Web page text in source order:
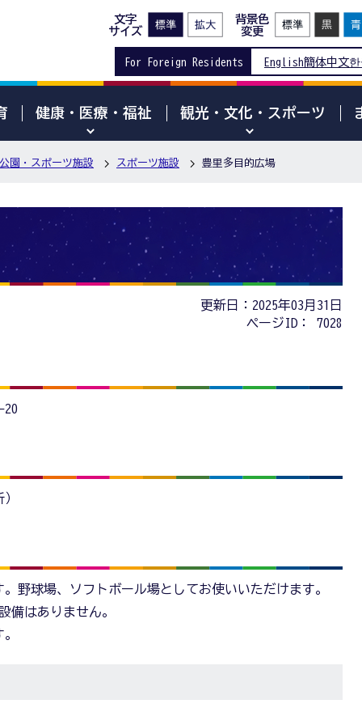
文字
サイズ
背景色
変更
For Foreign Residents English簡体中文
健康・医療・福祉 観光・文化・スポーツ
公園・スポーツ施設 スポーツ施設 豊里多目的広場
更新日：2025年03月31日
ページID：
7028
20
野球場、ソフトボール場としてお使いいただけます。
備はありません。